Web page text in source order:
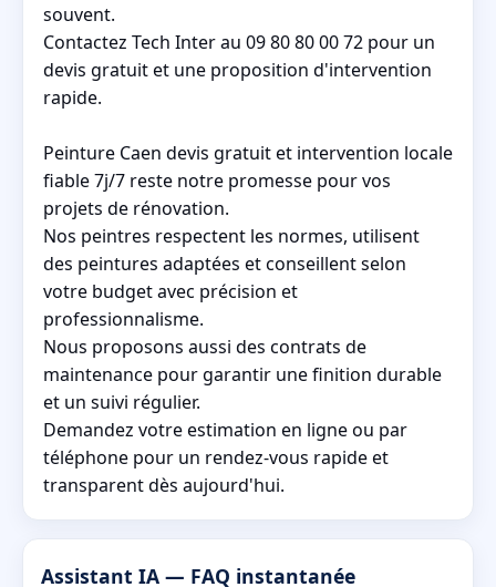
souvent.
Contactez Tech Inter au 09 80 80 00 72 pour un
devis gratuit et une proposition d'intervention
rapide.
Peinture Caen devis gratuit et intervention locale
fiable 7j/7 reste notre promesse pour vos
projets de rénovation.
Nos peintres respectent les normes, utilisent
des peintures adaptées et conseillent selon
votre budget avec précision et
professionnalisme.
Nous proposons aussi des contrats de
maintenance pour garantir une finition durable
et un suivi régulier.
Demandez votre estimation en ligne ou par
téléphone pour un rendez-vous rapide et
transparent dès aujourd'hui.
Assistant IA — FAQ instantanée